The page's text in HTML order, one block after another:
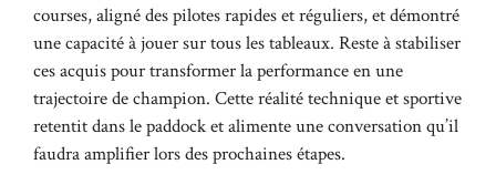
courses, aligné des pilotes rapides et réguliers, et démontré
une capacité à jouer sur tous les tableaux. Reste à stabiliser
ces acquis pour transformer la performance en une
trajectoire de champion. Cette réalité technique et sportive
retentit dans le paddock et alimente une conversation qu’il
faudra amplifier lors des prochaines étapes.